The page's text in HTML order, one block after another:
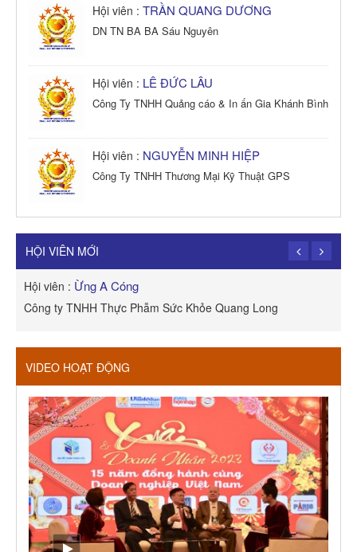
Hội viên : TRẦN QUANG DƯƠNG
DN TN BA BA Sáu Nguyên
Hội viên : LÊ ĐỨC LÂU
Công Ty TNHH Quảng cáo & In ấn Gia Khánh Bình
Hội viên : NGUYỄN MINH HIỆP
Công Ty TNHH Thương Mại Kỹ Thuật GPS
Công Ty TNHH Dịch vụ Cuộc Sống Hạnh Phúc
HỘI VIÊN MỚI
Hội viên : Ừng A Cóng
Công ty TNHH Thực Phẫm Sức Khỏe Quang Long
VIDEO HOẠT ĐỘNG